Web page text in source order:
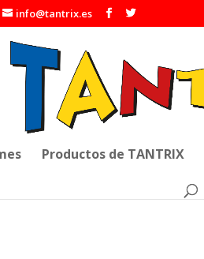
info@tantrix.es
Productos de TANTRIX